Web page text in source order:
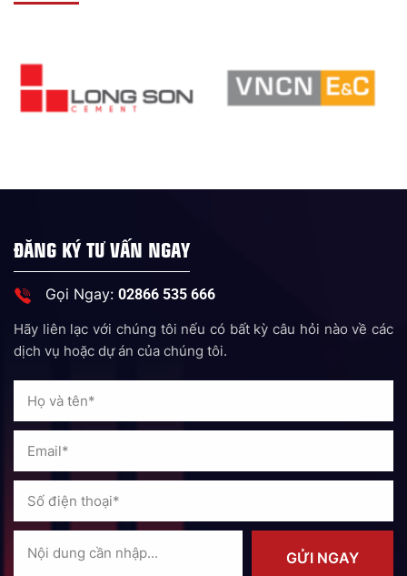
ĐĂNG KÝ TƯ VẤN NGAY
Gọi Ngay: 02866 535 666
Hãy liên lạc với chúng tôi nếu có bất kỳ câu hỏi nào về các
dịch vụ hoặc dự án của chúng tôi.
GỬI NGAY